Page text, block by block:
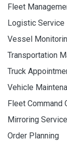
Fleet
Logistic Service
Vessel
Transportation
Truck
Vehicle
Fleet Command
Mirroring Service
Order Planning